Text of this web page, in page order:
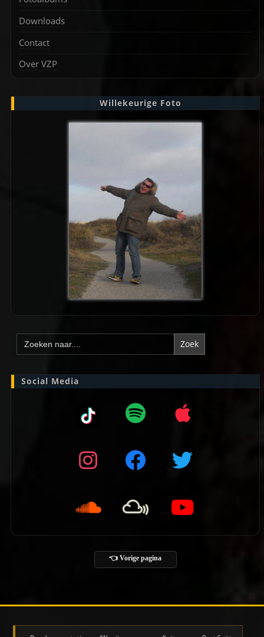
Downloads
Contact
Over VZP
Willekeurige Foto
Zoek
naar:
Social Media
👈 Vorige pagina